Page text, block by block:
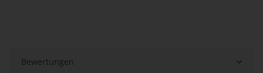
Bewertungen